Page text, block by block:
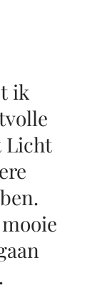
ik
Licht